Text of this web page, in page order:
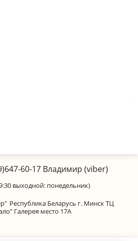
60-17 Владимир (viber)
выходной: понедельник)
Республика Беларусь г. Минск ТЦ
Галерея место 17А